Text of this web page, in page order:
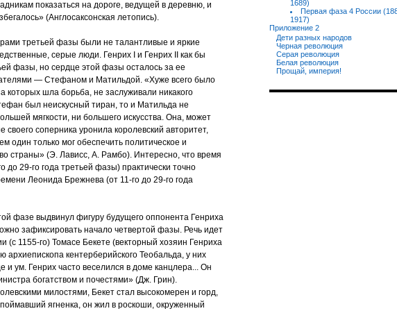
показаться на дороге, ведущей в деревню, и
(Англосаксонская летопись).
третьей фазы были не талантливые и яркие
серые люди. Генрих I и Генрих II как бы
фазы, но сердце этой фазы осталось за ее
— Стефаном и Матильдой. «Хуже всего было
которых шла борьба, не заслуживали никакого
был неискусный тиран, то и Матильда не
мягкости, ни большего искусства. Она, может
соперника уронила королевский авторитет,
один только мог обеспечить политическое и
страны» (Э. Лависс, А. Рамбо). Интересно, что время
до 29-го года третьей фазы) практически точно
Леонида Брежнева (от 11-го до 29-го года
фазе выдвинул фигуру будущего оппонента Генриха
зафиксировать начало четвертой фазы. Речь идет
(с 1155-го) Томасе Бекете (векторный хозяин Генриха
архиепископа кентерберийского Теобальда, у них
и ум. Генрих часто веселился в доме канцлера... Он
богатством и почестями» (Дж. Грин).
милостями, Бекет стал высокомерен и горд,
поймавший ягненка, он жил в роскоши, окруженный
1689)
Первая фаза 4 России
1917)
Приложение 2
Дети разных народов
Черная революция
Серая революция
Белая революция
Прощай, империя!